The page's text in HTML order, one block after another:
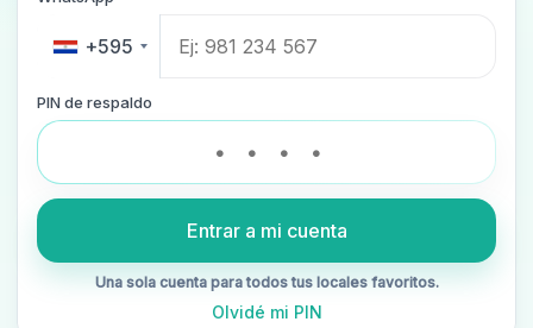
+595
PIN de respaldo
Entrar a mi cuenta
Una sola cuenta para todos tus locales favoritos.
Olvidé mi PIN